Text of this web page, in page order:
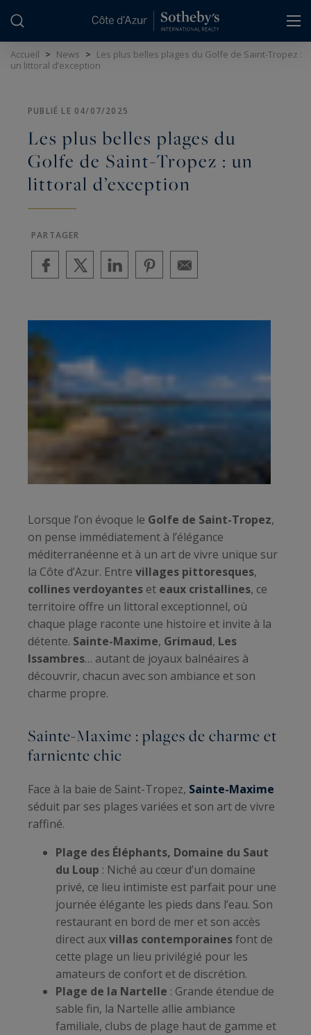
Accueil > News > Les plus belles plages du Golfe de Saint-Tropez :
un littoral d’exception
PUBLIÉ LE 04/07/2025
Les plus belles plages du
Golfe de Saint-Tropez : un
littoral d’exception
PARTAGER
Lorsque l’on évoque le Golfe de Saint-Tropez,
on pense immédiatement à l’élégance
méditerranéenne et à un art de vivre unique sur
la Côte d’Azur. Entre villages pittoresques,
collines verdoyantes et eaux cristallines, ce
territoire offre un littoral exceptionnel, où
chaque plage raconte une histoire et invite à la
détente. Sainte-Maxime, Grimaud, Les
Issambres… autant de joyaux balnéaires à
découvrir, chacun avec son ambiance et son
charme propre.
Sainte-Maxime : plages de charme et
farniente chic
Face à la baie de Saint-Tropez, Sainte-Maxime
séduit par ses plages variées et son art de vivre
raffiné.
Plage des Éléphants, Domaine du Saut
du Loup : Niché au cœur d’un domaine
privé, ce lieu intimiste est parfait pour une
journée élégante les pieds dans l’eau. Son
restaurant en bord de mer et son accès
direct auxvillas contemporainesfont de
cette plage un lieu privilégié pour les
amateurs de confort et de discrétion.
Plage de la Nartelle : Grande étendue de
sable fin, la Nartelle allie ambiance
familiale, clubs de plage haut de gamme et